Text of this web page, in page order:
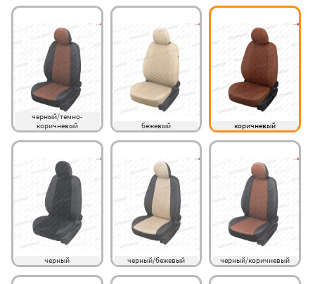
черный/темно-
коричневый
бежевый коричневый
черный черный/бежевый черный/коричневый